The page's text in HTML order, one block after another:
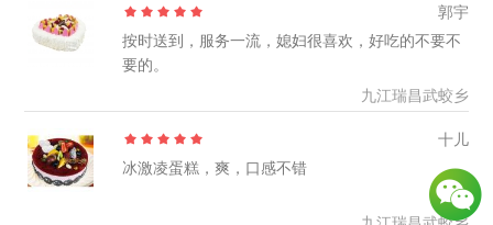
郭宇
按时送到，服务一流，媳妇很喜欢，好吃的不要不
要的。
九江瑞昌武蛟乡
十儿
冰激凌蛋糕，爽，口感不错